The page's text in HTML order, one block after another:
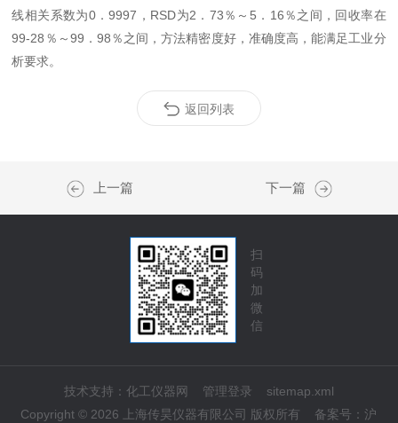
线相关系数为0．9997，RSD为2．73％～5．16％之间，回收率在
99-28％～99．98％之间，方法精密度好，准确度高，能满足工业分
析要求。
返回列表
上一篇 下一篇
扫
码
加
微
信
技术支持： 化工仪器网 管理登录
sitemap.xml
Copyright © 2026 上海传昊仪器有限公司 版权所有 备案号：沪